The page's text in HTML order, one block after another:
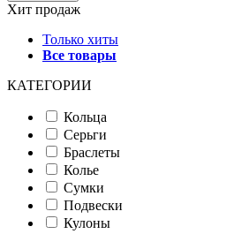
Хит продаж
Только хиты
Все товары
КАТЕГОРИИ
Кольца
Серьги
Браслеты
Колье
Сумки
Подвески
Кулоны